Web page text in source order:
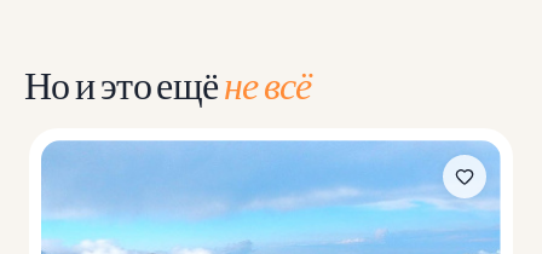
Но и это ещёне всё